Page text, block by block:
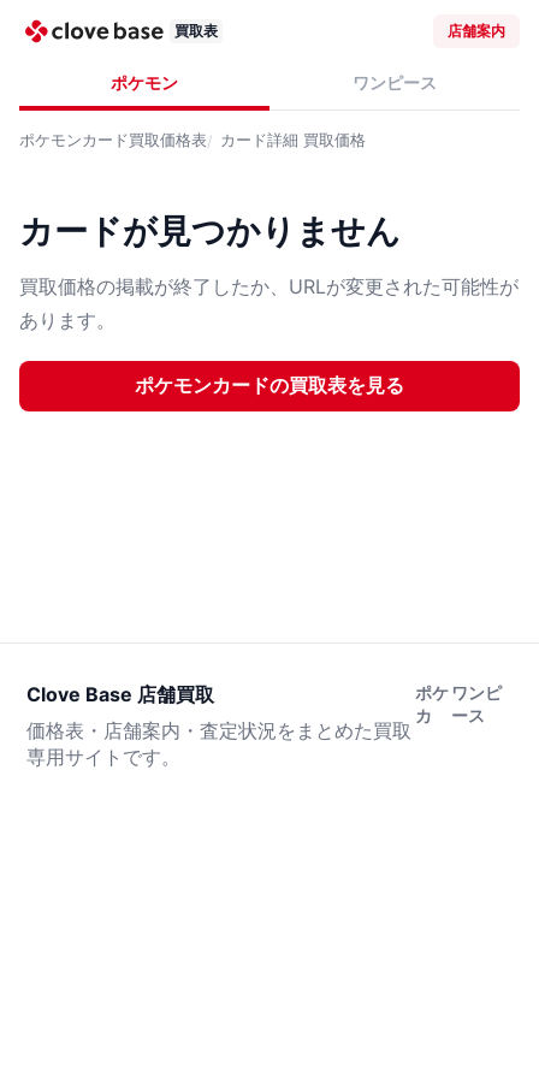
買取表 店舗案内
ポケモン ワンピース
ポケモンカード買取価格表 カード詳細 買取価格
カードが見つかりません
買取価格の掲載が終了したか、URLが変更された可能性が
あります。
ポケモンカードの買取表を見る
Clove Base 店舗買取
価格表・店舗案内・査定状況をまとめた買取
専用サイトです。
ポケ
カ
ワンピ
ース